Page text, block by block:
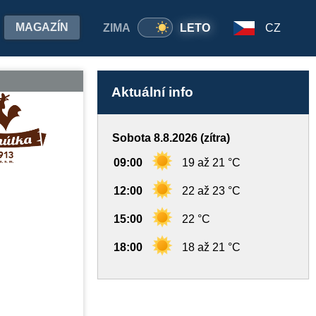
ZIMA LETO
MAGAZÍN CZ
Aktuální info
Sobota 8.8.2026 (zítra)
09:00 19 až 21 °C
12:00 22 až 23 °C
15:00 22 °C
18:00 18 až 21 °C